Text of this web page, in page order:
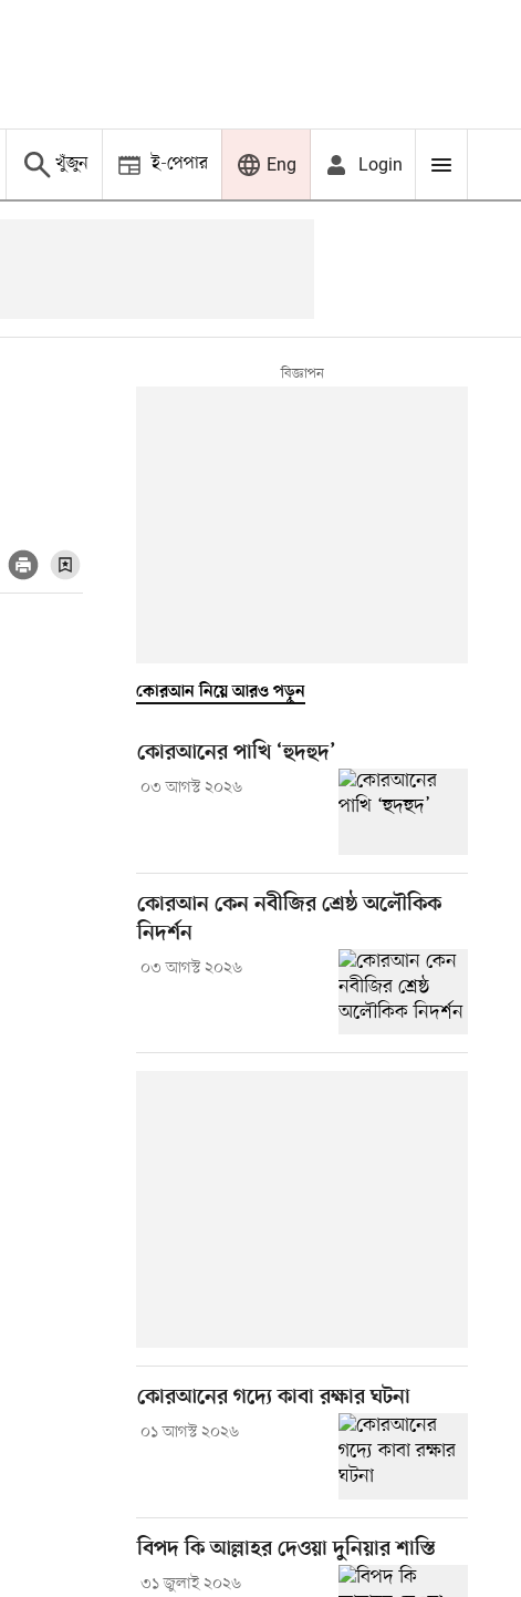
খুঁজুন ই-পেপার Eng Login
কোরআন নিয়ে আরও পড়ুন
কোরআনের পাখি ‘হুদহুদ’
০৩ আগস্ট ২০২৬
কোরআন কেন নবীজির শ্রেষ্ঠ অলৌকিক
নিদর্শন
০৩ আগস্ট ২০২৬
কোরআনের গদ্যে কাবা রক্ষার ঘটনা
০১ আগস্ট ২০২৬
বিপদ কি আল্লাহর দেওয়া দুনিয়ার শাস্তি
৩১ জুলাই ২০২৬